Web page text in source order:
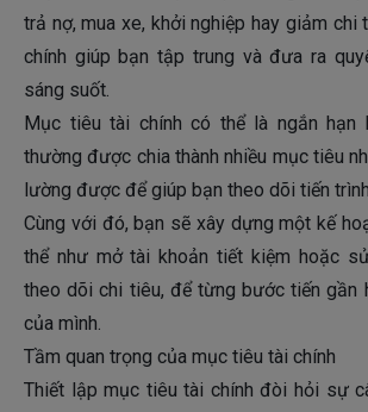
trả nợ, mua xe, khởi nghiệp hay giảm chi
chính giúp bạn tập trung và đưa ra
sáng suốt.
Mục tiêu tài chính có thể là ngắn hạn
thường được chia thành nhiều mục tiêu
lường được để giúp bạn theo dõi tiến
Cùng với đó, bạn sẽ xây dựng một kế
thể như mở tài khoản tiết kiệm hoặc
theo dõi chi tiêu, để từng bước tiến gần
của mình.
Tầm quan trọng của mục tiêu tài chính
Thiết lập mục tiêu tài chính đòi hỏi sự